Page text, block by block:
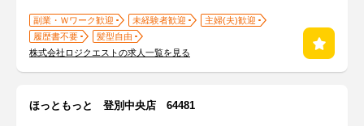
副業・Ｗワーク歓迎 未経験者歓迎
主婦(夫)歓迎
履歴書不要
髪型自由
株式会社ロジクエストの求人一覧を見る
ほっともっと 登別中央店 64481